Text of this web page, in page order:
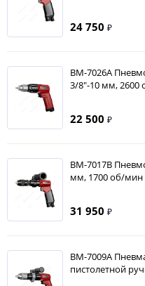
24 750 ₽
BM-7026A
3/8"-10 мм, 2600
22 500 ₽
BM-7017B
мм, 1700 об/мин
31 950 ₽
BM-7009A
пистолетной